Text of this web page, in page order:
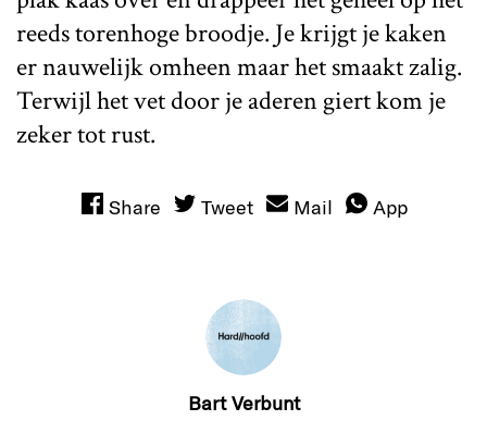
reeds torenhoge broodje. Je krijgt je kaken
er nauwelijk omheen maar het smaakt zalig.
Terwijl het vet door je aderen giert kom je
zeker tot rust.
Share Tweet Mail App
Bart Verbunt